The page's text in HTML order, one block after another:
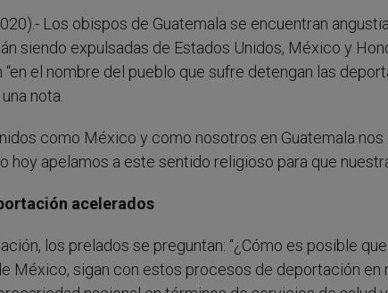
Los obispos de Guatemala se encuentran
siendo expulsadas de Estados Unidos, México y
“en el nombre del pueblo que sufre detengan las
nota.
como México y como nosotros en Guatemala
hoy apelamos a este sentido religioso para que
acelerados
los prelados se preguntan: “¿Cómo es posible
México, sigan con estos procesos de deportación en